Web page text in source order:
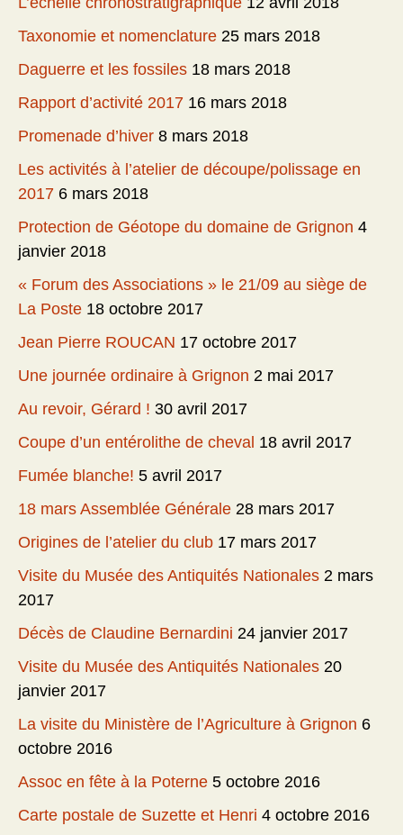
Taxonomie et nomenclature 25 mars 2018
Daguerre et les fossiles 18 mars 2018
Rapport d’activité 2017 16 mars 2018
Promenade d’hiver 8 mars 2018
Les activités à l’atelier de découpe/polissage en
2017 6 mars 2018
Protection de Géotope du domaine de Grignon 4
janvier 2018
« Forum des Associations » le 21/09 au siège de
La Poste 18 octobre 2017
Jean Pierre ROUCAN 17 octobre 2017
Une journée ordinaire à Grignon 2 mai 2017
Au revoir, Gérard ! 30 avril 2017
Coupe d’un entérolithe de cheval 18 avril 2017
Fumée blanche! 5 avril 2017
18 mars Assemblée Générale 28 mars 2017
Origines de l’atelier du club 17 mars 2017
Visite du Musée des Antiquités Nationales 2 mars
2017
Décès de Claudine Bernardini 24 janvier 2017
Visite du Musée des Antiquités Nationales 20
janvier 2017
La visite du Ministère de l’Agriculture à Grignon 6
octobre 2016
Assoc en fête à la Poterne 5 octobre 2016
Carte postale de Suzette et Henri 4 octobre 2016